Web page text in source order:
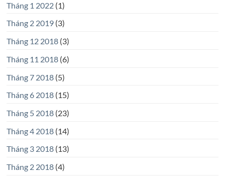
Tháng 1 2022(1)
Tháng 2 2019(3)
Tháng 12 2018(3)
Tháng 11 2018(6)
Tháng 7 2018(5)
Tháng 6 2018(15)
Tháng 5 2018(23)
Tháng 4 2018(14)
Tháng 3 2018(13)
Tháng 2 2018(4)